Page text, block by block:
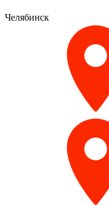
Челябинск